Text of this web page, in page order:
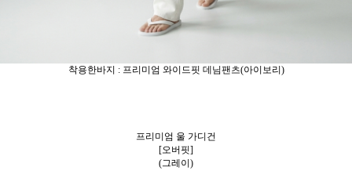
착용한바지 : 프리미엄 와이드핏 데님팬츠(아이보리)
프리미엄 울 가디건
[오버핏]
(그레이)